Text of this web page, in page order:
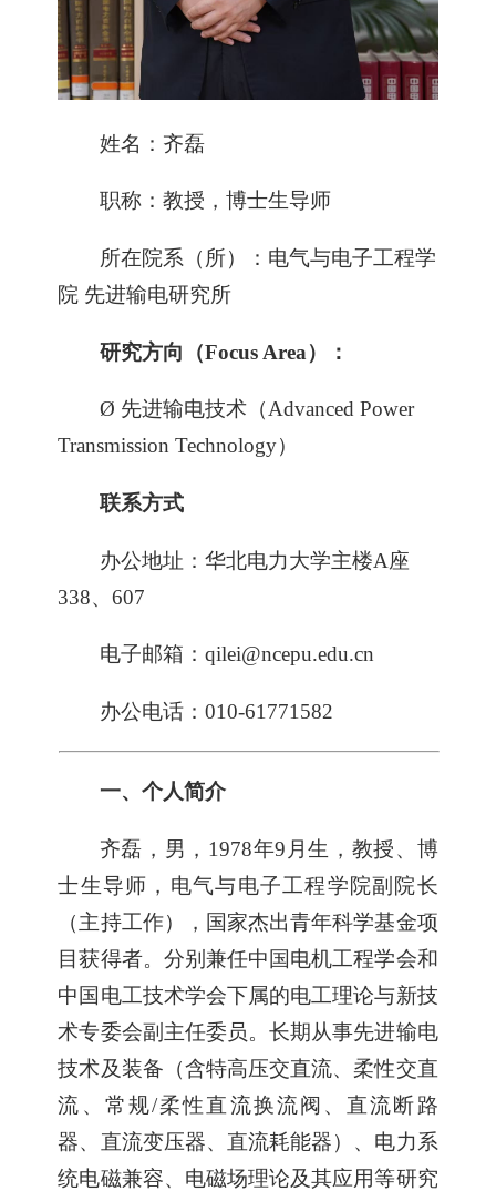
姓名：齐磊
职称：教授，博士生导师
所在院系（所）：电气与电子工程学
院 先进输电研究所
研究方向（Focus Area）：
Ø 先进输电技术（Advanced Power
Transmission Technology）
联系方式
办公地址：华北电力大学主楼A座
338、607
电子邮箱： qilei@ncepu.edu.cn
办公电话： 010-61771582
一、个人简介
齐磊，男， 1978年9 月生，教授、博
士生导师，电气与电子工程学院副院长
（主持工作），国家杰出青年科学基金项
目获得者。分别兼任中国电机工程学会和
中国电工技术学会下属的电工理论与新技
术专委会副主任委员。长期从事先进输电
技术及装备（含特高压交直流、柔性交直
流、常规/柔性直流换流阀、直流断路
器、直流变压器、直流耗能器）、电力系
统电磁兼容、电磁场理论及其应用等研究